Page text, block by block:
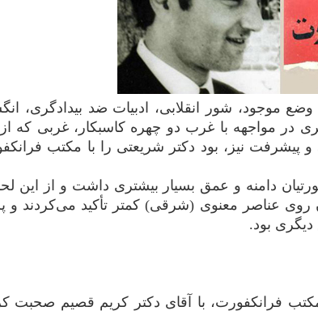
موجود، شور انقلابی، ادبیات ضد بیدادگری،
مواجهه با غرب دو چهره کاسبکار، غربی که از
پیشرفت نیز، بود دکتر شریعتی را با مکتب
دامنه و عمق بسیار بیشتری داشت و از این
روی عناصر معنوی (شرقی) کمتر تأکید می‌کردند و
دیگری بود.
فرانکفورت، با آقای دکتر کریم قصیم صحبت